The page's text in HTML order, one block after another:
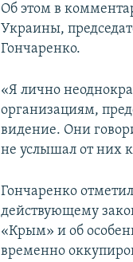
Об этом в
Украины,
Гончаренко.
«Я лично
организациям,
видение. Они
не услышал от них
Гончаренко
действующему
«Крым» и об
временно